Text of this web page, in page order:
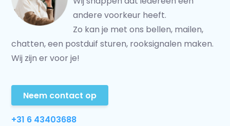
andere voorkeur heeft.
Zo kan je met ons bellen, mailen,
chatten, een postduif sturen, rooksignalen maken.
Wij zijn er voor je!
Neem contact op
+31 6 43403688